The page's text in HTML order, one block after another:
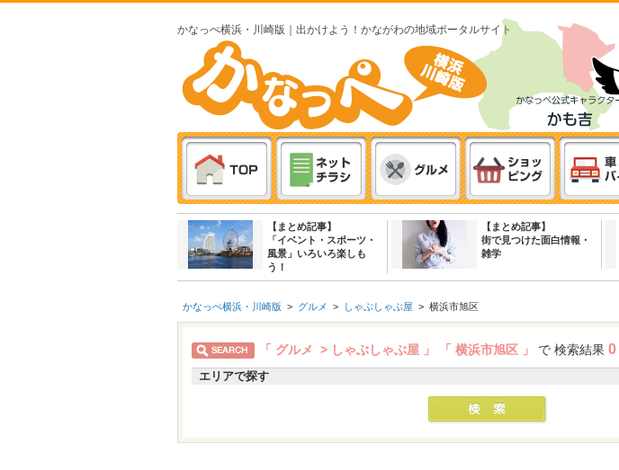
かなっぺ横浜・川崎版｜出かけよう！かながわの地域ポータルサイト
【まとめ記事】
「イベント・スポーツ・
風景」いろいろ楽しも
う！
【まとめ記事】
街で見つけた面白情報・
雑学
かなっぺ横浜・川崎版 > グルメ > しゃぶしゃぶ屋 > 横浜市旭区
「 グルメ > しゃぶしゃぶ屋 」 「 横浜市旭区 」 で 検索結果 0
エリアで探す